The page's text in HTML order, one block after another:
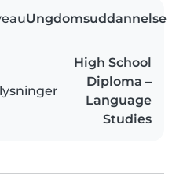
Ungdomsuddannelse
High School
Diploma –
Language
Studies